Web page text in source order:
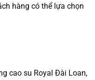
hàng có thể lựa chọn
cao su Royal Đài Loan,